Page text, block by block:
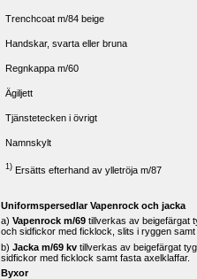
Trenchcoat m/84 beige
Handskar, svarta eller bruna
Regnkappa m/60
Ägiljett
Tjänstetecken i övrigt
Namnskylt
1) Ersätts efterhand av ylletröja m/87
Uniformspersedlar Vapenrock och jacka
a) Vapenrock m/69 tillverkas av beigefärgat
och sidfickor med ficklock, slits i ryggen samt
b) Jacka m/69 kv tillverkas av beigefärgat
sidfickor med ficklock samt fasta axelklaffar.
Byxor